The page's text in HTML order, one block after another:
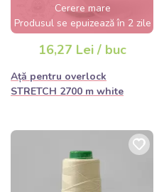
Cerere mare
Produsul se epuizează în 2 zile
16,27 Lei / buc
Ață pentru overlock
STRETCH 2700 m white